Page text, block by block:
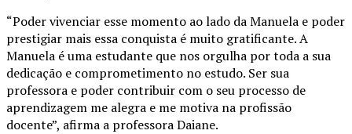
“Poder vivenciar esse momento ao lado da Manuela e poder
prestigiar mais essa conquista é muito gratificante. A
Manuela é uma estudante que nos orgulha por toda a sua
dedicação e comprometimento no estudo. Ser sua
professora e poder contribuir com o seu processo de
aprendizagem me alegra e me motiva na profissão
docente”, afirma a professora Daiane.